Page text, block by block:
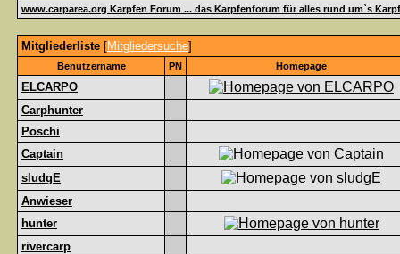
www.carparea.org Karpfen Forum ... das Karpfenforum für alles rund um`s
Mitgliederliste [Mitgliedersuche]
Benutzername PN Homepage
ELCARPO
Carphunter
Poschi
Captain
sludgE
Anwieser
hunter
rivercarp